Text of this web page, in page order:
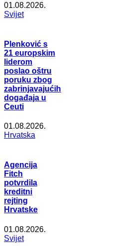
01.08.2026.
Svijet
Plenković s
21 europskim
liderom
poslao oštru
poruku zbog
zabrinjavajućih
događaja u
Ceuti
01.08.2026.
Hrvatska
Agencija
Fitch
potvrdila
kreditni
rejting
Hrvatske
01.08.2026.
Svijet